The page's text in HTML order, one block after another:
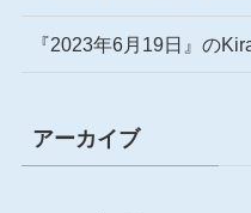
『2023年6月19日』の
アーカイブ